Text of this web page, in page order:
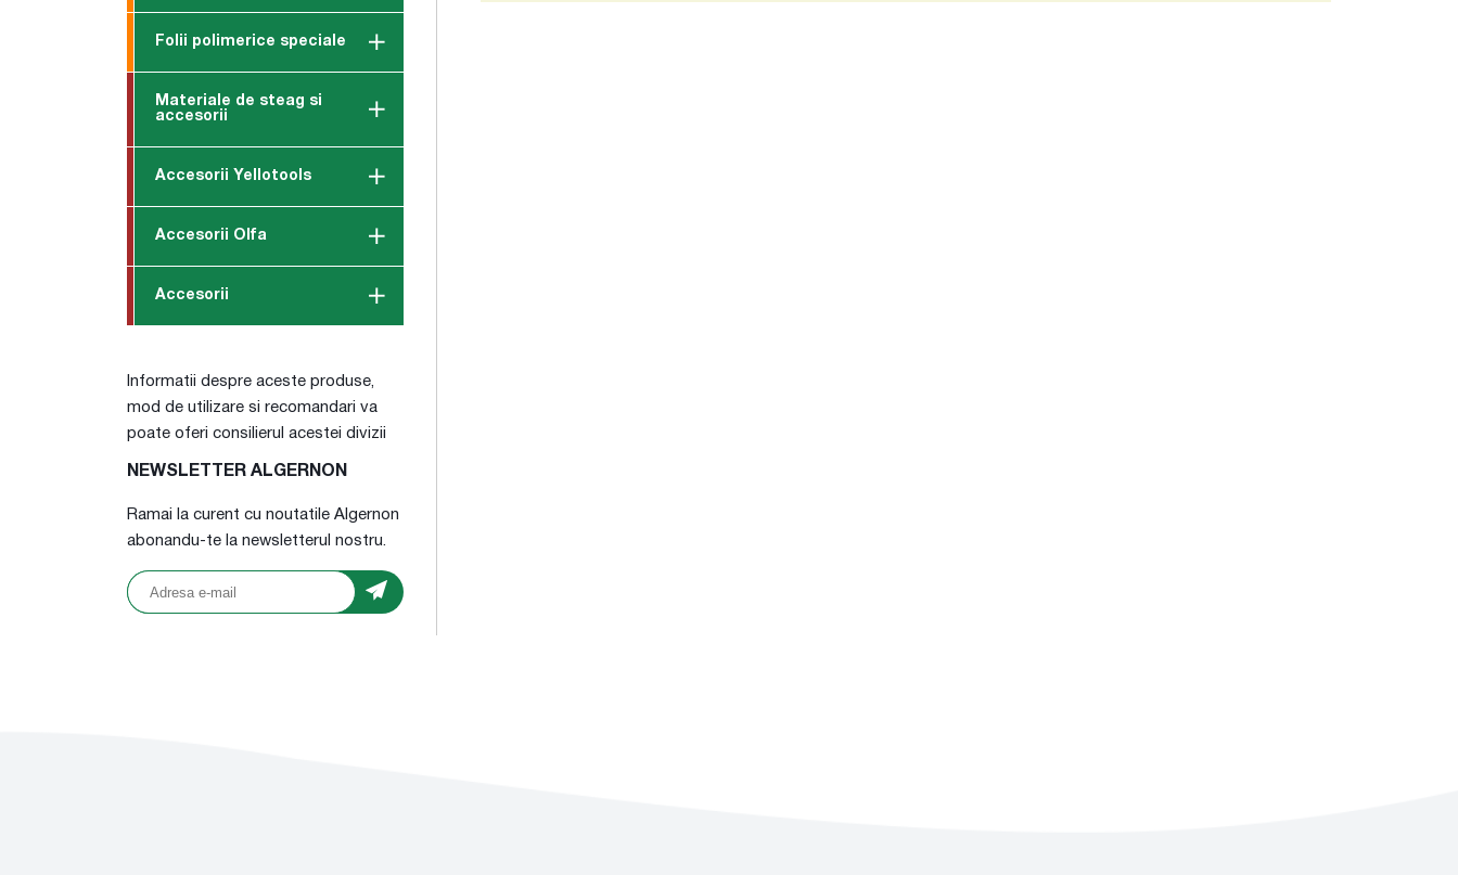
Folii polimerice speciale
Materiale de steag si
accesorii
Accesorii Yellotools
Accesorii Olfa
Accesorii
Informatii despre aceste produse,
mod de utilizare si recomandari va
poate oferi consilierul acestei divizii
NEWSLETTER ALGERNON
Ramai la curent cu noutatile Algernon
abonandu-te la newsletterul nostru.